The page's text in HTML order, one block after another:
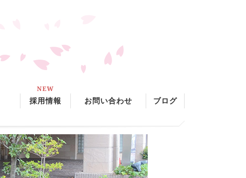
採用情報
NEW
お問い合わせ ブログ